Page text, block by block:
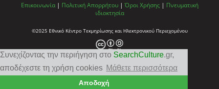
Συνεχίζοντας την περιήγηση στο SearchCulture.gr,
αποδέχεστε τη χρήση cookies Μάθετε περισσότερα
Αποδοχή
Επικοινωνία | Πολιτική Απορρήτου | Όροι Χρήσης | Πνευματική
ιδιοκτησία
©2025 Εθνικό Κέντρο Τεκμηρίωσης και Ηλεκτρονικού Περιεχομένου